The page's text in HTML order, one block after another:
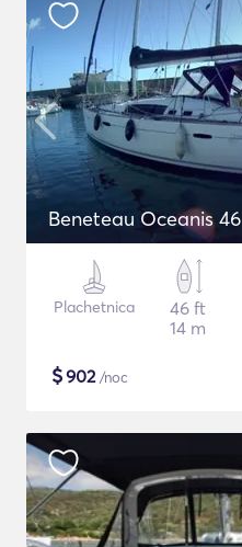
Beneteau Oceanis 46
Plachetnica
46 ft
14 m
$902/noc